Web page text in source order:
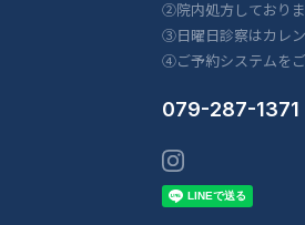
②院内処方しており
③日曜日診察はカレ
④ご予約システムを
079-287-1371